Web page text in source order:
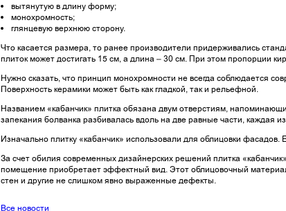
вытянутую в длину форму;
монохромность;
глянцевую верхнюю сторону.
Что касается размера, то ранее производители придерживались
плиток может достигать 15 см, а длина – 30 см. При этом пропорции
Нужно сказать, что принцип монохромности не всегда соблюдается
Поверхность керамики может быть как гладкой, так и рельефной.
Названием «кабанчик» плитка обязана двум отверстиям,
запекания болванка разбивалась вдоль на две равные части, каждая
Изначально плитку «кабанчик» использовали для облицовки
За счет обилия современных дизайнерских решений плитка
помещение приобретает эффектный вид. Этот облицовочный
стен и другие не слишком явно выраженные дефекты.
Все новости